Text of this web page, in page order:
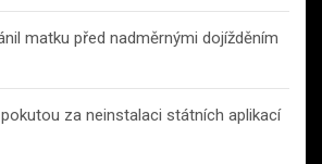
matku před nadměrnými dojížděním
za neinstalaci státních aplikací